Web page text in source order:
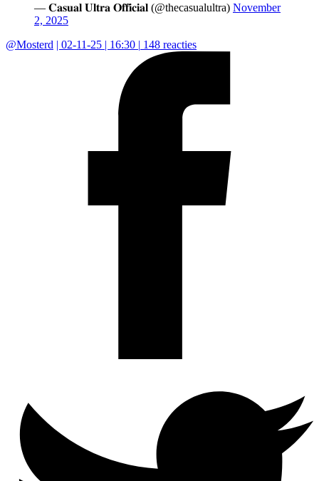
— 𝐂𝐚𝐬𝐮𝐚𝐥 𝐔𝐥𝐭𝐫𝐚 𝐎𝐟𝐟𝐢𝐜𝐢𝐚𝐥 (@thecasualultra) November
2, 2025
@Mosterd | 02-11-25 | 16:30 | 148 reacties